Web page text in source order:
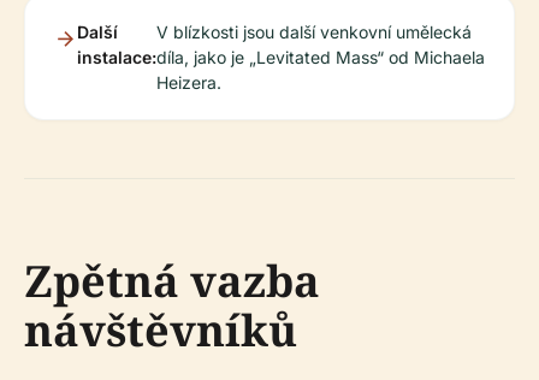
Další
instalace:
V blízkosti jsou další venkovní umělecká
díla, jako je „Levitated Mass“ od Michaela
Heizera.
Zpětná vazba
návštěvníků